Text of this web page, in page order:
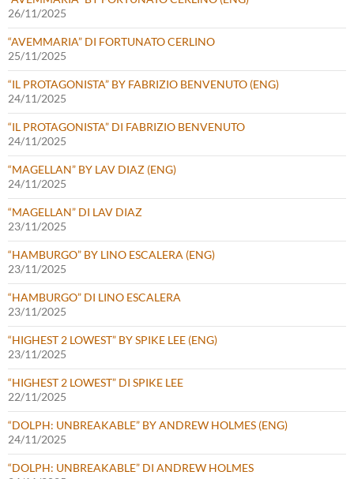
26/11/2025
“AVEMMARIA” DI FORTUNATO CERLINO
25/11/2025
“IL PROTAGONISTA” BY FABRIZIO BENVENUTO (ENG)
24/11/2025
“IL PROTAGONISTA” DI FABRIZIO BENVENUTO
24/11/2025
“MAGELLAN” BY LAV DIAZ (ENG)
24/11/2025
“MAGELLAN” DI LAV DIAZ
23/11/2025
“HAMBURGO” BY LINO ESCALERA (ENG)
23/11/2025
“HAMBURGO” DI LINO ESCALERA
23/11/2025
“HIGHEST 2 LOWEST” BY SPIKE LEE (ENG)
23/11/2025
“HIGHEST 2 LOWEST” DI SPIKE LEE
22/11/2025
“DOLPH: UNBREAKABLE” BY ANDREW HOLMES (ENG)
24/11/2025
“DOLPH: UNBREAKABLE” DI ANDREW HOLMES